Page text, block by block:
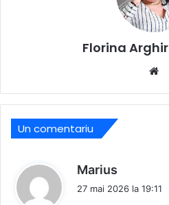
Florina
Un comentariu
Marius
p
27 mai 2026 la 19:11